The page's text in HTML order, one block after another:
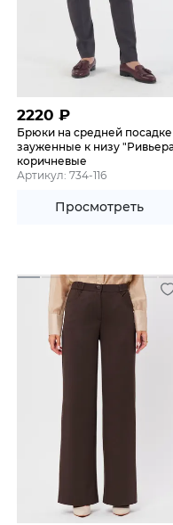
2220 ₽
Брюки на средней посадке
зауженные к низу
коричневые
Артикул: 734-116
Просмотреть